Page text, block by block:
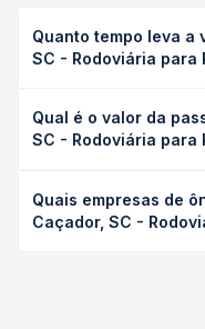
Quanto tempo leva a
SC - Rodoviária para
Papanduva, SC leva
conforme a viação, o
duração exata de
Qual é o valor da
SC - Rodoviária para
Rodoviária para
e varia conforme a
Quais empresas de
Caçador, SC -